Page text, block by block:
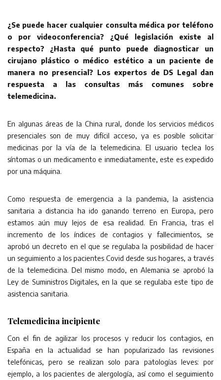
¿Se puede hacer cualquier consulta médica por teléfono
o por videoconferencia? ¿Qué legislación existe al
respecto? ¿Hasta qué punto puede diagnosticar un
cirujano plástico o médico estético a un paciente de
manera no presencial? Los expertos de DS Legal dan
respuesta a las consultas más comunes sobre
telemedicina.
En algunas áreas de la China rural, donde los servicios médicos
presenciales son de muy difícil acceso, ya es posible solicitar
medicinas por la vía de la telemedicina. El usuario teclea los
síntomas o un medicamento e inmediatamente, este es expedido
por una máquina.
Como respuesta de emergencia a la pandemia, la asistencia
sanitaria a distancia ha ido ganando terreno en Europa, pero
estamos aún muy lejos de esa realidad. En Francia, tras el
incremento de los índices de contagios y fallecimientos, se
aprobó un decreto en el que se regulaba la posibilidad de hacer
un seguimiento a los pacientes Covid desde sus hogares, a través
de la telemedicina. Del mismo modo, en Alemania se aprobó la
Ley de Suministros Digitales, en la que se regulaba este tipo de
asistencia sanitaria.
Telemedicina incipiente
Con el fin de agilizar los procesos y reducir los contagios, en
España en la actualidad se han popularizado las revisiones
telefónicas, pero se realizan solo para patologías leves: por
ejemplo, a los pacientes de alergología, así como el seguimiento